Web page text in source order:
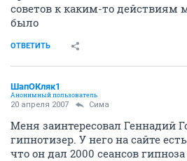
советов к каким-то действиям
было
ОТВЕТИТЬ
ШапОКляк1
Анонимный пользователь
20 апреля 2007 Сима
Меня заинтересовал Геннадий
гипнотизер. У него на сайте
что он дал 2000 сеансов